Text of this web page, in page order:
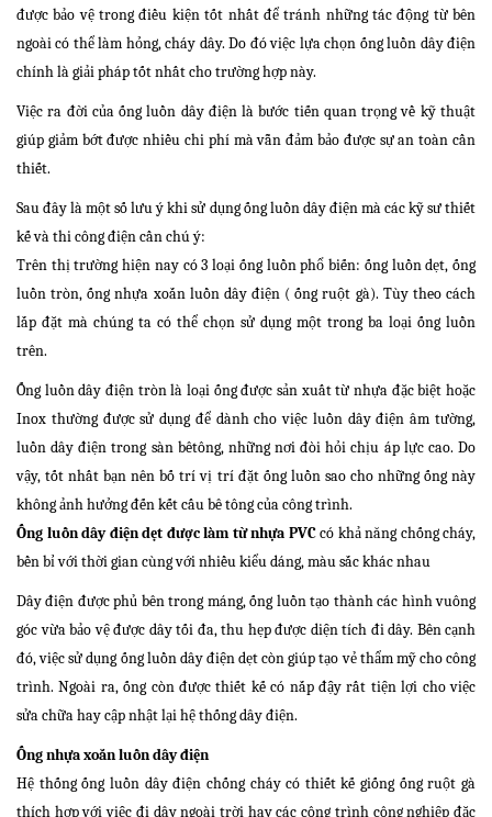
được bảo vệ trong điều kiện tốt nhất để tránh những tác động từ bên
ngoài có thể làm hỏng, cháy dây. Do đó việc lựa chọn ống luồn dây điện
chính là giải pháp tốt nhất cho trường hợp này.
Việc ra đời của ống luồn dây điện là bước tiến quan trọng về kỹ thuật
giúp giảm bớt được nhiều chi phí mà vẫn đảm bảo được sự an toàn cần
thiết.
Sau đây là một số lưu ý khi sử dụng ống luồn dây điện mà các kỹ sư thiết
kế và thi công điện cần chú ý:
Trên thị trường hiện nay có 3 loại ống luồn phổ biến: ống luồn dẹt, ống
luồn tròn, ống nhựa xoắn luồn dây điện ( ống ruột gà). Tùy theo cách
lắp đặt mà chúng ta có thể chọn sử dụng một trong ba loại ống luồn
trên.
Ống luồn dây điện tròn là loại ống được sản xuất từ nhựa đặc biệt hoặc
Inox thường được sử dụng để dành cho việc luồn dây điện âm tường,
luồn dây điện trong sàn bêtông, những nơi đòi hỏi chịu áp lực cao. Do
vậy, tốt nhất bạn nên bố trí vị trí đặt ống luồn sao cho những ống này
không ảnh hưởng đến kết cấu bê tông của công trình.
Ống luồn dây điện dẹt được làm từ nhựa PVCcó khả năng chống cháy,
bền bỉ với thời gian cùng với nhiều kiểu dáng, màu sắc khác nhau
Dây điện được phủ bên trong máng, ống luồn tạo thành các hình vuông
góc vừa bảo vệ được dây tối đa, thu hẹp được diện tích đi dây. Bên cạnh
đó, việc sử dụng ống luồn dây điện dẹt còn giúp tạo vẻ thẩm mỹ cho công
trình. Ngoài ra, ống còn được thiết kế có nắp đậy rất tiện lợi cho việc
sửa chữa hay cập nhật lại hệ thống dây điện.
Ống nhựa xoắn luồn dây điện
Hệ thống ống luồn dây điện chống cháy có thiết kế giống ống ruột gà
thích hợp với việc đi dây ngoài trời hay các công trình công nghiệp đặc